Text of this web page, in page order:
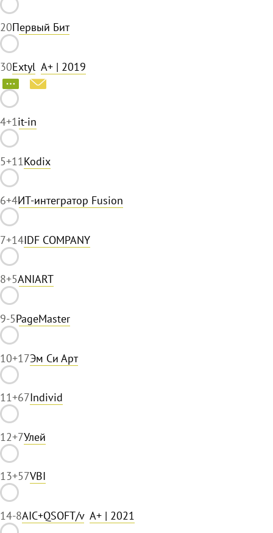
20Первый Бит
30Extyl A+ | 2019
4+1it-in
5+11Kodix
6+4ИТ-интегратор Fusion
7+14IDF COMPANY
8+5ANIART
9-5PageMaster
10+17Эм Си Арт
11+67Individ
12+7Улей
13+57VBI
14-8AIC+QSOFT/v A+ | 2021